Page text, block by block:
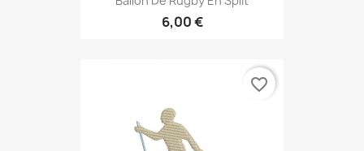
6,00 €
favorite_border